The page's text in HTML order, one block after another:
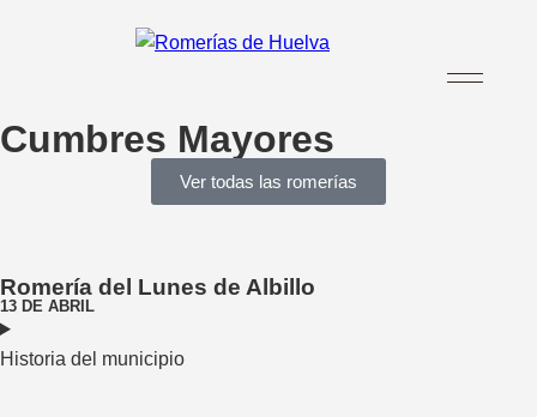
Cumbres Mayores
Ver todas las romerías
Romería del Lunes de Albillo
13 DE ABRIL
Historia del municipio